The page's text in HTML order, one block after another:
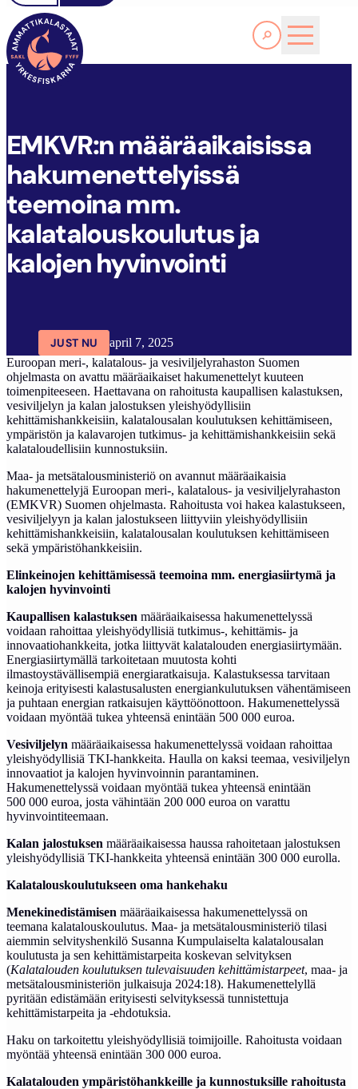
Läs Mer
FYFF
EMKVR:n määräaikaisissa
hakumenettelyissä
teemoina mm.
kalatalouskoulutus ja
kalojen hyvinvointi
JUST NU
april 7, 2025
Euroopan meri-, kalatalous- ja vesiviljelyrahaston Suomen
ohjelmasta on avattu määräaikaiset hakumenettelyt kuuteen
toimenpiteeseen. Haettavana on rahoitusta kaupallisen kalastuksen,
vesiviljelyn ja kalan jalostuksen yleishyödyllisiin
kehittämishankkeisiin, kalatalousalan koulutuksen kehittämiseen,
ympäristön ja kalavarojen tutkimus- ja kehittämishankkeisiin sekä
kalataloudellisiin kunnostuksiin.
Maa- ja metsätalousministeriö on avannut määräaikaisia
hakumenettelyjä Euroopan meri-, kalatalous- ja vesiviljelyrahaston
(EMKVR) Suomen ohjelmasta. Rahoitusta voi hakea kalastukseen,
vesiviljelyyn ja kalan jalostukseen liittyviin yleishyödyllisiin
kehittämishankkeisiin, kalatalousalan koulutuksen kehittämiseen
sekä ympäristöhankkeisiin.
Elinkeinojen kehittämisessä teemoina mm. energiasiirtymä ja
kalojen hyvinvointi
Kaupallisen kalastuksen määräaikaisessa hakumenettelyssä
voidaan rahoittaa yleishyödyllisiä tutkimus-, kehittämis- ja
innovaatiohankkeita, jotka liittyvät kalatalouden energiasiirtymään.
Energiasiirtymällä tarkoitetaan muutosta kohti
ilmastoystävällisempiä energiaratkaisuja. Kalastuksessa tarvitaan
keinoja erityisesti kalastusalusten energiankulutuksen vähentämiseen
ja puhtaan energian ratkaisujen käyttöönottoon. Hakumenettelyssä
voidaan myöntää tukea yhteensä enintään 500 000 euroa.
Vesiviljelyn määräaikaisessa hakumenettelyssä voidaan rahoittaa
yleishyödyllisiä TKI-hankkeita. Haulla on kaksi teemaa, vesiviljelyn
innovaatiot ja kalojen hyvinvoinnin parantaminen.
Hakumenettelyssä voidaan myöntää tukea yhteensä enintään
500 000 euroa, josta vähintään 200 000 euroa on varattu
hyvinvointiteemaan.
Kalan jalostuksen määräaikaisessa haussa rahoitetaan jalostuksen
yleishyödyllisiä TKI-hankkeita yhteensä enintään 300 000 eurolla.
Kalatalouskoulutukseen oma hankehaku
Menekinedistämisen määräaikaisessa hakumenettelyssä on
teemana kalatalouskoulutus. Maa- ja metsätalousministeriö tilasi
aiemmin selvityshenkilö Susanna Kumpulaiselta kalatalousalan
koulutusta ja sen kehittämistarpeita koskevan selvityksen
(Kalatalouden koulutuksen tulevaisuuden kehittämistarpeet, maa- ja
metsätalousministeriön julkaisuja 2024:18). Hakumenettelyllä
pyritään edistämään erityisesti selvityksessä tunnistettuja
kehittämistarpeita ja -ehdotuksia.
Haku on tarkoitettu yleishyödyllisiä toimijoille. Rahoitusta voidaan
myöntää yhteensä enintään 300 000 euroa.
Kalatalouden ympäristöhankkeille ja kunnostuksille rahoitusta